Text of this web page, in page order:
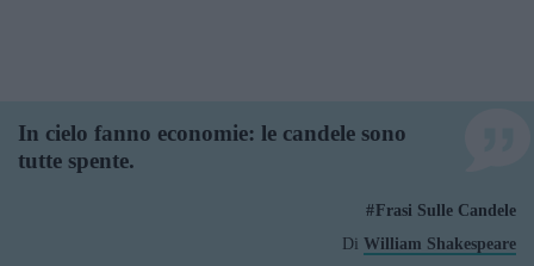
In cielo fanno economie: le candele sono
tutte spente.
Frasi Sulle Candele
Di William Shakespeare